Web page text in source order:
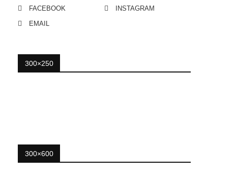
FACEBOOK
INSTAGRAM
EMAIL
300×250
300×600